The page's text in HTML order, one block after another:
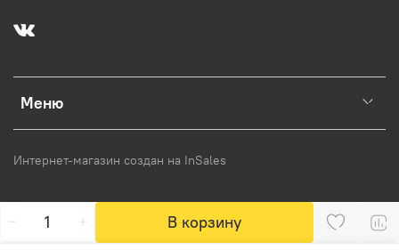
В корзину
Меню
Интернет-магазин создан на InSales